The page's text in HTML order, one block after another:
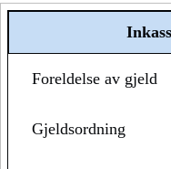
Foreldelse av gjeld
Gjeldsordning